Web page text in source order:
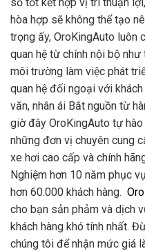
hòa hợp sẽ không thể tạo
trọng ấy, OroKingAuto luôn
quan hệ từ chính nội bộ
môi trường làm việc phát
quan hệ đối ngoại với
văn, nhân ái Bắt nguồn từ
giờ đây OroKingAuto tự
những đơn vị chuyên cung
xe hơi cao cấp và chính
Nghiệm hơn 10 năm phục
hơn 60.000 khách hàng.
cho bạn sản phảm và dịch
khách hàng khó tính nhất.
chúng tôi để nhận mức giá